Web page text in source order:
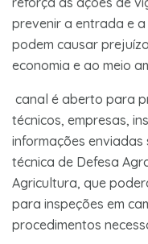
prevenir a entrada e
podem causar
economia e ao meio
canal é aberto para
técnicos, empresas,
informações
técnica de Defesa
Agricultura, que
para inspeções em
procedimentos